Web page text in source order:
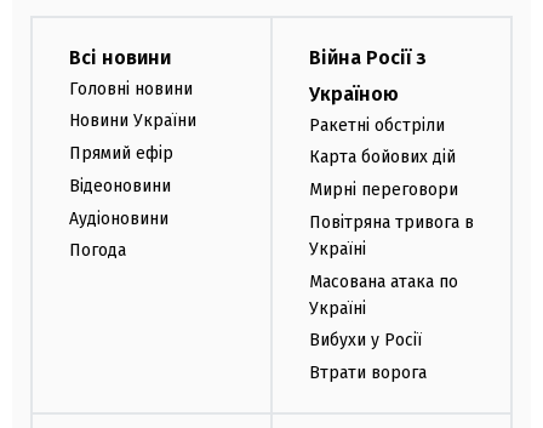
Всі новини
Головні новини
Новини України
Прямий ефір
Відеоновини
Аудіоновини
Погода
Війна Росії з
Україною
Ракетні обстріли
Карта бойових дій
Мирні переговори
Повітряна тривога в
Україні
Масована атака по
Україні
Вибухи у Росії
Втрати ворога